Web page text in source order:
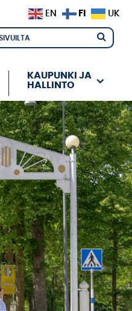
KAUPUNKI JA
HALLINTO
EN FI UK